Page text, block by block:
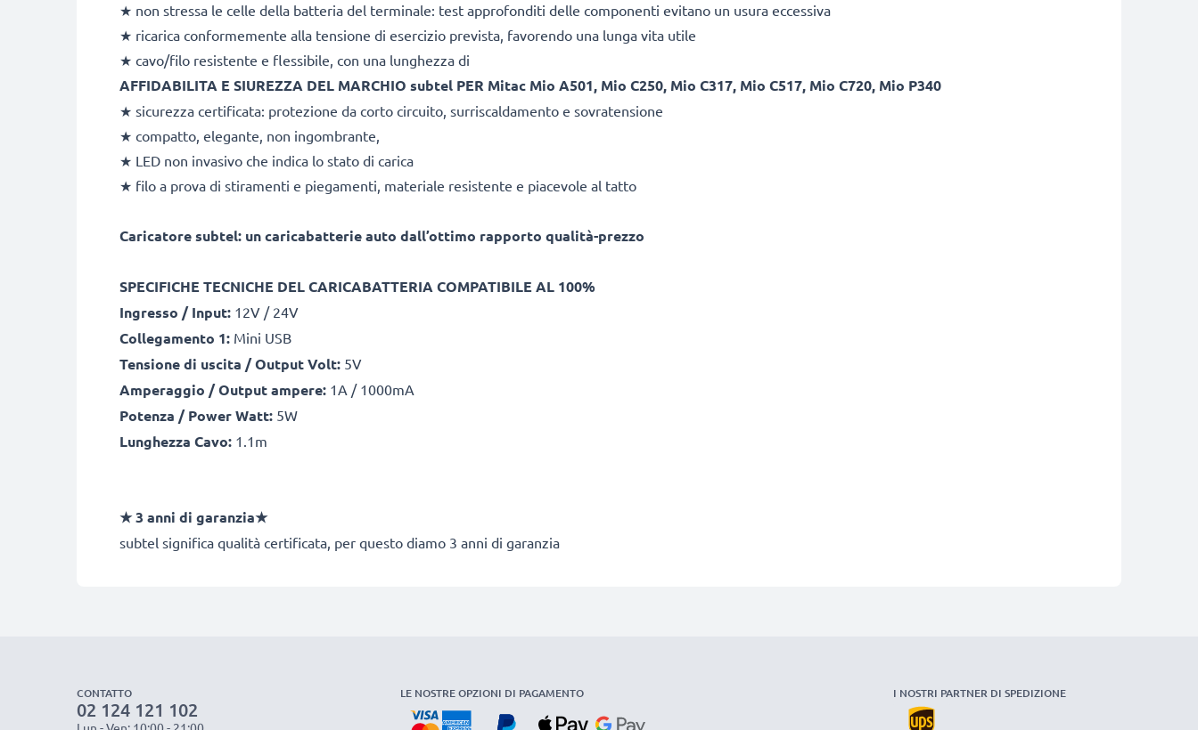
★ non stressa le celle della batteria del terminale: test approfonditi delle componenti evitano un usura eccessiva
★ ricarica conformemente alla tensione di esercizio prevista, favorendo una lunga vita utile
★ cavo/filo resistente e flessibile, con una lunghezza di
AFFIDABILITA E SIUREZZA DEL MARCHIO subtel PER Mitac Mio A501, Mio C250, Mio C317, Mio C517, Mio C720, Mio P340
★ sicurezza certificata: protezione da corto circuito, surriscaldamento e sovratensione
★ compatto, elegante, non ingombrante,
★ LED non invasivo che indica lo stato di carica
★ filo a prova di stiramenti e piegamenti, materiale resistente e piacevole al tatto
Caricatore subtel: un caricabatterie auto dall’ottimo rapporto qualità-prezzo
SPECIFICHE TECNICHE DEL CARICABATTERIA COMPATIBILE AL 100%
Ingresso / Input: 12V / 24V
Collegamento 1: Mini USB
Tensione di uscita / Output Volt: 5V
Amperaggio / Output ampere: 1A / 1000mA
Potenza / Power Watt: 5W
Lunghezza Cavo: 1.1m
★ 3 anni di garanzia★
subtel significa qualità certificata, per questo diamo 3 anni di garanzia
CONTATTO
02 124 121 102
LE NOSTRE OPZIONI DI PAGAMENTO I NOSTRI PARTNER DI SPEDIZIONE